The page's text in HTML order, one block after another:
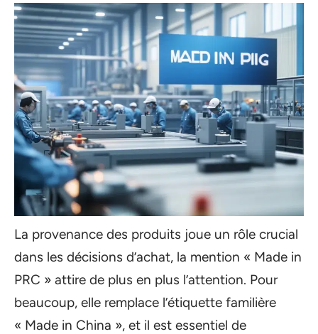
La provenance des produits joue un rôle crucial
dans les décisions d’achat, la mention « Made in
PRC » attire de plus en plus l’attention. Pour
beaucoup, elle remplace l’étiquette familière
« Made in China », et il est essentiel de